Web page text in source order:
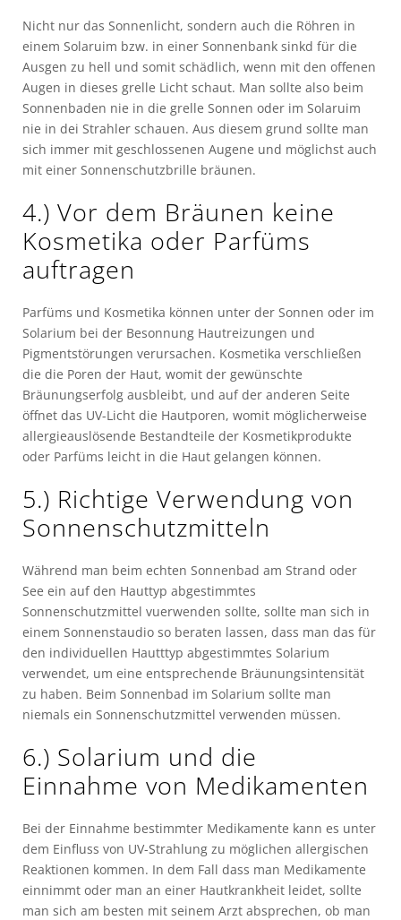
Nicht nur das Sonnenlicht, sondern auch die Röhren in
einem Solaruim bzw. in einer Sonnenbank sinkd für die
Ausgen zu hell und somit schädlich, wenn mit den offenen
Augen in dieses grelle Licht schaut. Man sollte also beim
Sonnenbaden nie in die grelle Sonnen oder im Solaruim
nie in dei Strahler schauen. Aus diesem grund sollte man
sich immer mit geschlossenen Augene und möglichst auch
mit einer Sonnenschutzbrille bräunen.
4.) Vor dem Bräunen keine
Kosmetika oder Parfüms
auftragen
Parfüms und Kosmetika können unter der Sonnen oder im
Solarium bei der Besonnung Hautreizungen und
Pigmentstörungen verursachen. Kosmetika verschließen
die die Poren der Haut, womit der gewünschte
Bräunungserfolg ausbleibt, und auf der anderen Seite
öffnet das UV-Licht die Hautporen, womit möglicherweise
allergieauslösende Bestandteile der Kosmetikprodukte
oder Parfüms leicht in die Haut gelangen können.
5.) Richtige Verwendung von
Sonnenschutzmitteln
Während man beim echten Sonnenbad am Strand oder
See ein auf den Hauttyp abgestimmtes
Sonnenschutzmittel vuerwenden sollte, sollte man sich in
einem Sonnenstaudio so beraten lassen, dass man das für
den individuellen Hautttyp abgestimmtes Solarium
verwendet, um eine entsprechende Bräunungsintensität
zu haben. Beim Sonnenbad im Solarium sollte man
niemals ein Sonnenschutzmittel verwenden müssen.
6.) Solarium und die
Einnahme von Medikamenten
Bei der Einnahme bestimmter Medikamente kann es unter
dem Einfluss von UV-Strahlung zu möglichen allergischen
Reaktionen kommen. In dem Fall dass man Medikamente
einnimmt oder man an einer Hautkrankheit leidet, sollte
man sich am besten mit seinem Arzt absprechen, ob man